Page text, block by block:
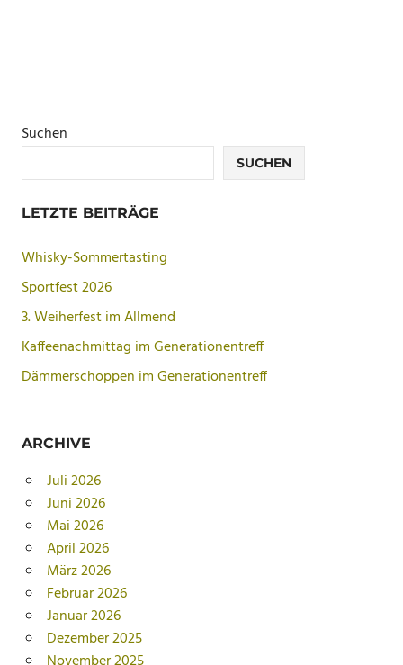
Suchen
SUCHEN
LETZTE BEITRÄGE
Whisky-Sommertasting
Sportfest 2026
3. Weiherfest im Allmend
Kaffeenachmittag im Generationentreff
Dämmerschoppen im Generationentreff
ARCHIVE
Juli 2026
Juni 2026
Mai 2026
April 2026
März 2026
Februar 2026
Januar 2026
Dezember 2025